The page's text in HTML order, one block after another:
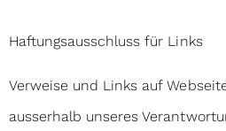
Haftungsausschluss für Links
Verweise und Links auf
ausserhalb unseres